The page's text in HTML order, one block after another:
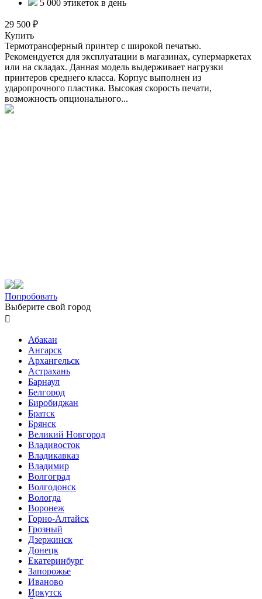
5 000 этикеток в день
29 500 ₽
Купить
Термотрансферный принтер с широкой печатью.
Рекомендуется для эксплуатации в магазинах, супермаркетах
или на складах. Данная модель выдерживает нагрузки
принтеров среднего класса. Корпус выполнен из
ударопрочного пластика. Высокая скорость печати,
возможность опционального...
Попробовать
Выберите свой город

Абакан
Ангарск
Архангельск
Астрахань
Барнаул
Белгород
Биробиджан
Братск
Брянск
Великий Новгород
Владивосток
Владикавказ
Владимир
Волгоград
Волгодонск
Вологда
Воронеж
Горно-Алтайск
Грозный
Дзержинск
Донецк
Екатеринбург
Запорожье
Иваново
Иркутск